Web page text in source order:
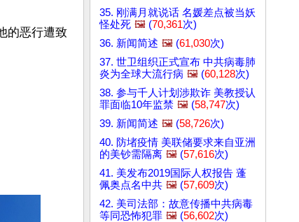
的恶行遭致
35. 刚满月就说话 名媛差点被当妖
怪处死 🖼️ (70,361次)
36. 新闻简述 🖼️ (61,030次)
37. 世卫组织正式宣布 中共病毒肺
炎为全球大流行病 🖼️ (60,128次)
38. 参与千人计划涉欺诈 美教授认
罪面临10年监禁 🖼️ (58,747次)
39. 新闻简述 🖼️ (58,726次)
40. 防堵疫情 美联储要求来自亚洲
的美钞需隔离 🖼️ (57,616次)
41. 美发布2019国际人权报告 蓬
佩奥点名中共 🖼️ (57,609次)
42. 美司法部：故意传播中共病毒
等同恐怖犯罪 🖼️ (56,602次)